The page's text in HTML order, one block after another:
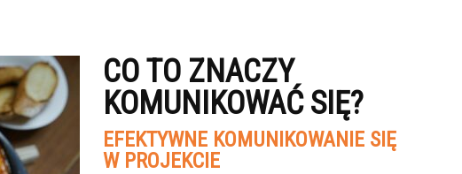
CO TO ZNACZY
KOMUNIKOWAĆ SIĘ?
EFEKTYWNE KOMUNIKOWANIE SIĘ
W PROJEKCIE